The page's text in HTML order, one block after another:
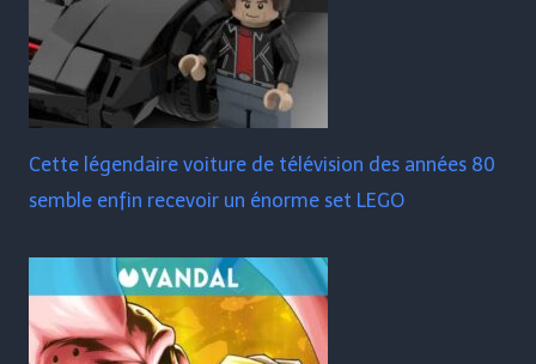
Cette légendaire voiture de télévision des années 80
semble enfin recevoir un énorme set LEGO